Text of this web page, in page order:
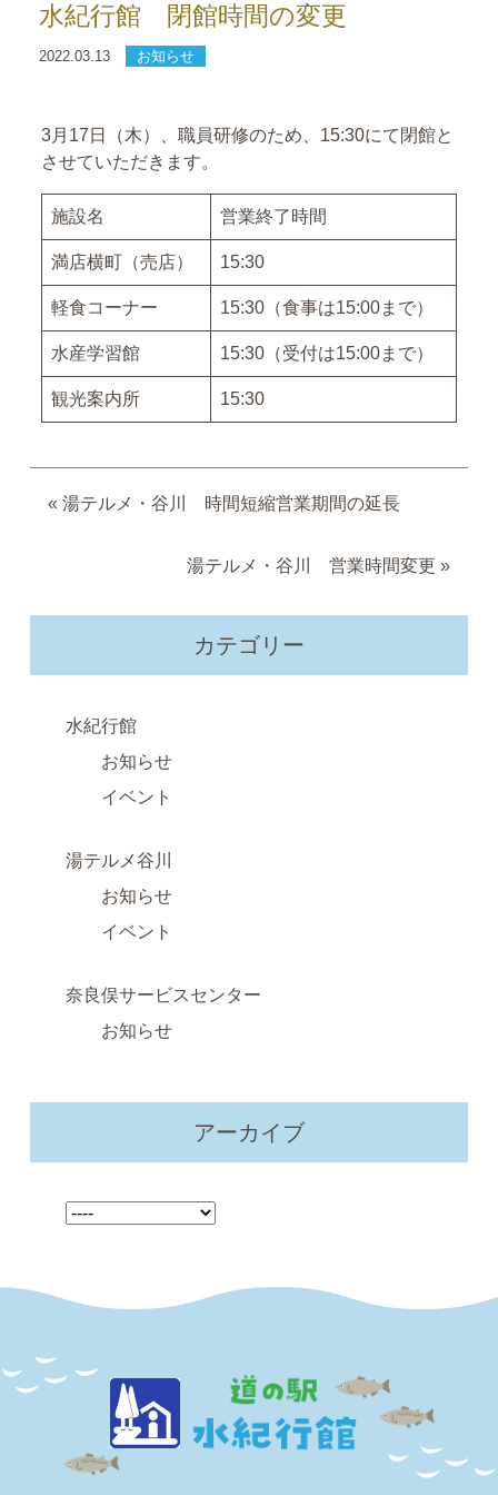
水紀行館 閉館時間の変更
2022.03.13 お知らせ
3月17日（木）、職員研修のため、15:30にて閉館と
させていただきます。
施設名 営業終了時間
満店横町（売店） 15:30
軽食コーナー 15:30（食事は15:00まで）
水産学習館 15:30（受付は15:00まで）
観光案内所 15:30
« 湯テルメ・谷川 時間短縮営業期間の延長
湯テルメ・谷川 営業時間変更 »
カテゴリー
水紀行館
お知らせ
イベント
湯テルメ谷川
お知らせ
イベント
奈良俣サービスセンター
お知らせ
アーカイブ